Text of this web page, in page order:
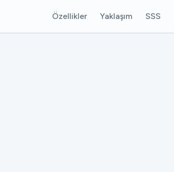
Özellikler Yaklaşım SSS